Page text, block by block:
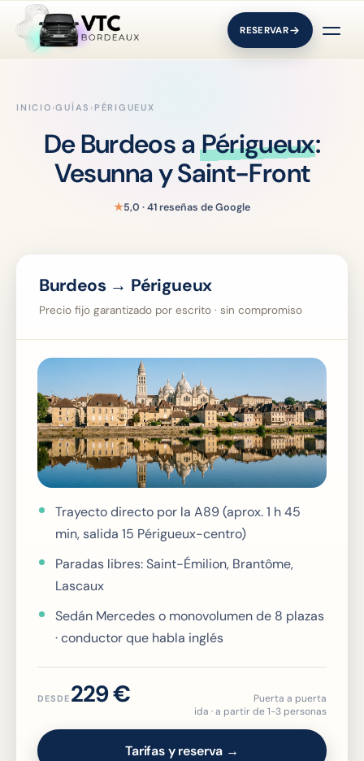
RESERVAR
INICIO ›GUÍAS › PÉRIGUEUX
De Burdeos aPérigueux:
Vesunna y Saint-Front
★5,0 · 41 reseñas de Google
Burdeos → Périgueux
Precio fijo garantizado por escrito · sin compromiso
Trayecto directo por la A89 (aprox. 1 h 45
min, salida 15 Périgueux-centro)
Paradas libres: Saint-Émilion, Brantôme,
Lascaux
Sedán Mercedes o monovolumen de 8 plazas
· conductor que habla inglés
DESDE 229 €
Puerta a puerta
ida · a partir de 1-3 personas
Tarifas y reserva →